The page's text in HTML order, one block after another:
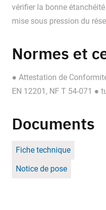
vérifier la bonne
mise sous pression du
Normes et
● Attestation de
EN 12201, NF T 54-071 ●
Documents
Fiche technique
Notice de pose